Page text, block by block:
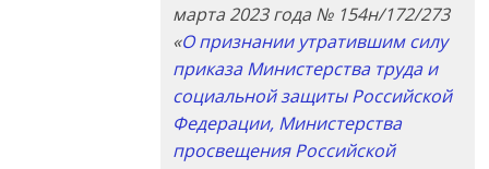
марта 2023 года № 154н/172/273
«О признании утратившим силу
приказа Министерства труда и
социальной защиты Российской
Федерации, Министерства
просвещения Российской